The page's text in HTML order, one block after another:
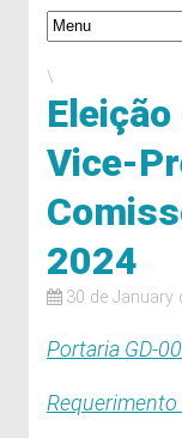
\
Vice-
2024
30 de January
Portaria GD-
Requerimento